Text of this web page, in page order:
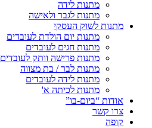
מתנות לידה
מתנות לגבר ולאישה
מתנות לשוק העסקי
מתנות יום הולדת לעובדים
מתנות חגים לעובדים
מתנות פרישה וותק לעובדים
מתנות לבר / בת מצווה
מתנות לידה לעובדים
מתנות לכיתה א'
אודות “ביום-בו”
צרו קשר
קופה